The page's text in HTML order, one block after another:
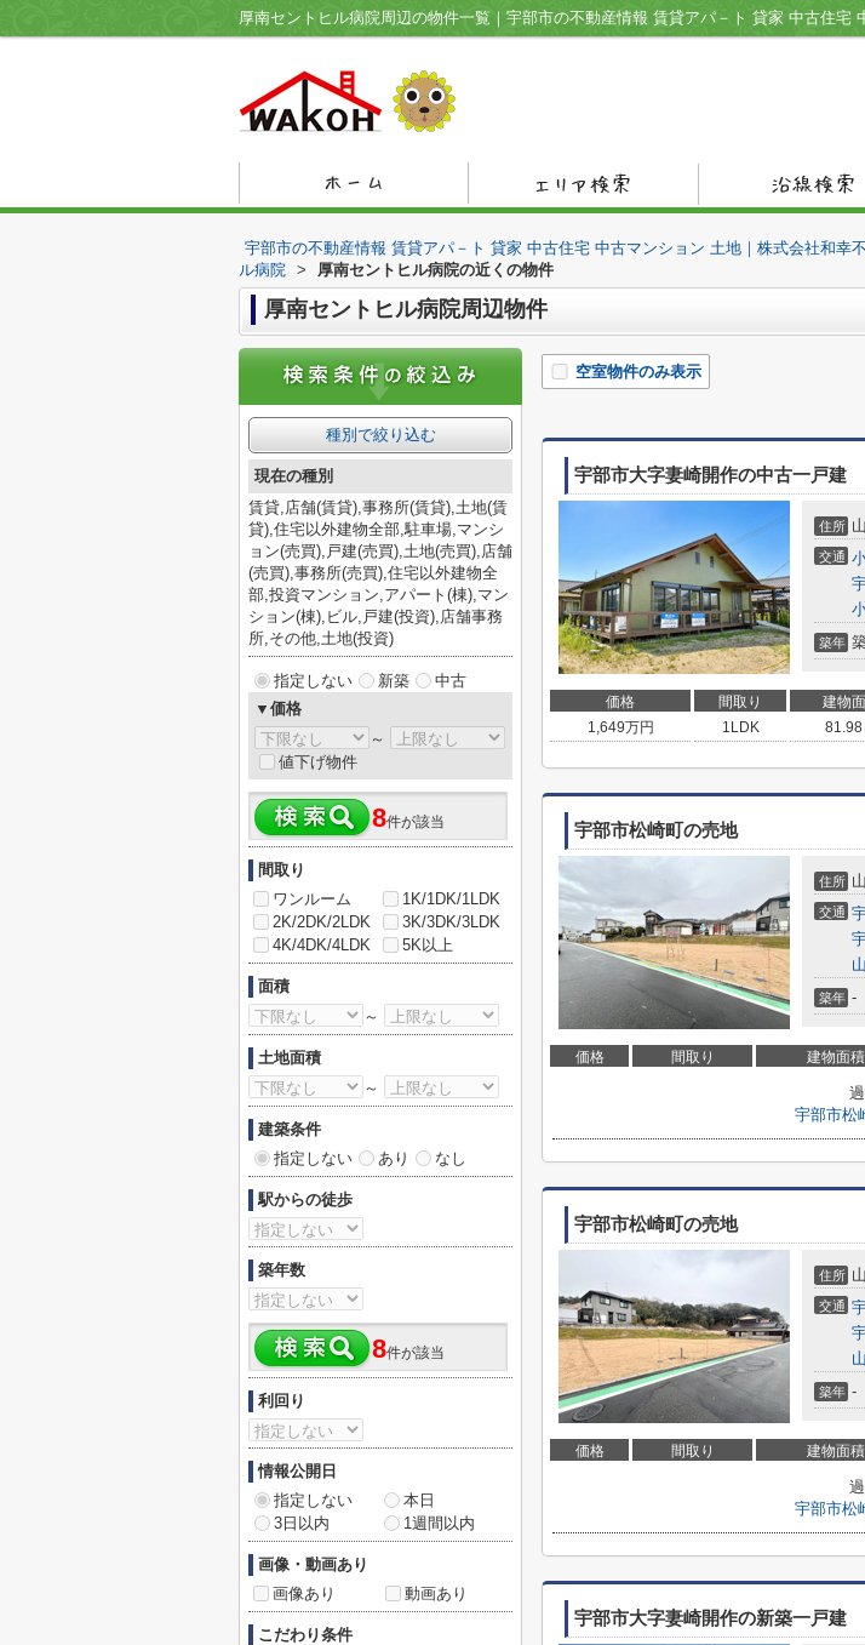
宇部市の不動産情報 賃貸アパ－ト 貸家 中古住宅 中古マンション 土地｜株式会社和幸
ル病院 > 厚南セントヒル病院の近くの物件
厚南セントヒル病院周辺物件
空室物件のみ表示
宇部市大字妻崎開作の中古一戸建
住所
交通
築年
価格 間取り 建物
1,649万円 1LDK 81.98
宇部市松崎町の売地
住所
交通
築年 -
価格 間取り 建物面積
宇部市松
宇部市松崎町の売地
住所
交通
築年 -
価格 間取り 建物面積
宇部市松
宇部市大字妻崎開作の新築一戸建
種別で絞り込む
現在の種別
賃貸,店舗(賃貸),事務所(賃貸),土地(賃
貸),住宅以外建物全部,駐車場,マンシ
ョン(売買),戸建(売買),土地(売買),店舗
(売買),事務所(売買),住宅以外建物全
部,投資マンション,アパート(棟),マン
ション(棟),ビル,戸建(投資),店舗事務
所,その他,土地(投資)
指定しない 新築
中古
▼価格
～
値下げ物件
8件が該当
間取り
ワンルーム
1K/1DK/1LDK
2K/2DK/2LDK
3K/3DK/3LDK
4K/4DK/4LDK
5K以上
面積
～
土地面積
～
建築条件
指定しない
あり なし
駅からの徒歩
築年数
8件が該当
利回り
情報公開日
指定しない
本日
3日以内
1週間以内
画像・動画あり
画像あり
動画あり
こだわり条件